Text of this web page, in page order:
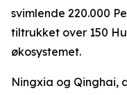
svimlende 220.000
tiltrukket over 150
økosystemet.
Ningxia og Qinghai,